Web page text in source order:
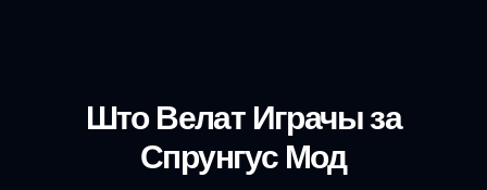
Што Велат Играчы за
Спрунгус Мод